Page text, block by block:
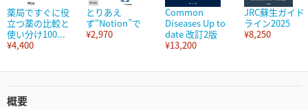
薬局ですぐに役
立つ薬の比較と
使い分け100...
¥4,400
とりあえ
ず“Notion”で
¥2,970
Common
Diseases Up to
date 改訂2版
¥13,200
JRC蘇生ガイド
ライン2025
¥8,250
概要